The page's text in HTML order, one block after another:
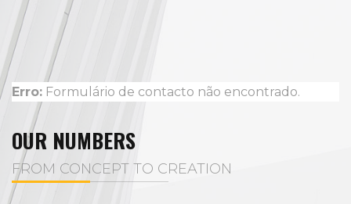
Erro: Formulário de contacto não encontrado.
OUR NUMBERS
FROM CONCEPT TO CREATION